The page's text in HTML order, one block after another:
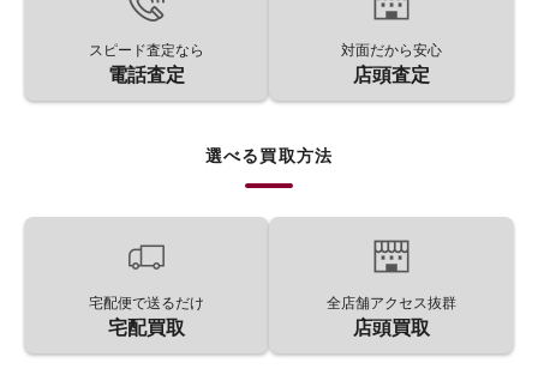
スピード査定なら
電話査定
対面だから安心
店頭査定
選べる買取方法
宅配便で送るだけ
宅配買取
全店舗アクセス抜群
店頭買取